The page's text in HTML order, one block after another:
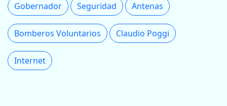
Gobernador Seguridad Antenas
Bomberos Voluntarios Claudio Poggi
Internet